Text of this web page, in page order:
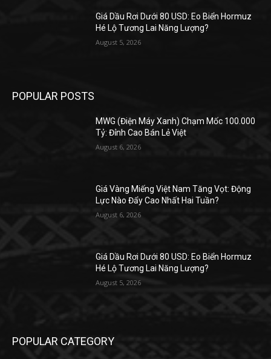
Giá Dầu Rơi Dưới 80 USD: Eo Biển Hormuz
Hé Lộ Tương Lai Năng Lượng?
August 5, 2026
POPULAR POSTS
MWG (Điện Máy Xanh) Chạm Mốc 100.000
Tỷ: Đỉnh Cao Bán Lẻ Việt
August 6, 2026
Giá Vàng Miếng Việt Nam Tăng Vọt: Động
Lực Nào Đẩy Cao Nhất Hai Tuần?
August 6, 2026
Giá Dầu Rơi Dưới 80 USD: Eo Biển Hormuz
Hé Lộ Tương Lai Năng Lượng?
August 5, 2026
POPULAR CATEGORY